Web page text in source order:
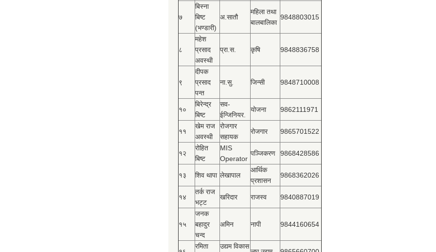
७
बिस्‍ना
बिष्‍ट
(भण्डारी)
अ.सातौ
महिला तथा
बालबालिका
9848803015
८
महेश
प्रसाद
अवस्थी
प्रा.स. कृषि 9848836758
९
दीपक
प्रसाद
पन्त
ना.सु. जिन्सी 9848710008
१०
बिरेन्द्र
बिष्‍ट
सव-
ईन्जिनियर.
योजना 9862111971
११
खेम राज
अवस्थी
रोजगार
सहायक
रोजगार 9865701522
१२
रोहित
बिष्‍ट
MIS
Operator
पञ्‍जिकरण 9868428586
१३ शिव थापा लेखापाल
आर्थिक
प्रशासन
9868362026
१४
तर्क राज
भट्ट
खरिदार राजस्‍व 9840887019
१५
जनक
बहादुर
चन्द
अमिन नापी 9844160654
रमिता
उद्यम विकास